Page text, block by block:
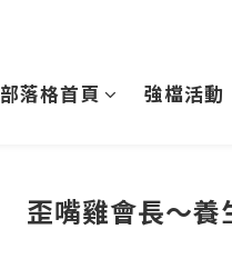
部落格首頁 強檔活動
歪嘴雞會長～養